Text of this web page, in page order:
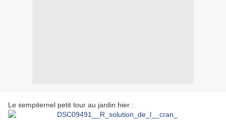
Le sempiternel petit tour au jardin hier :